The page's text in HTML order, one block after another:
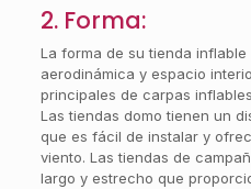
2. Forma:
La forma de su tienda
aerodinámica y espacio
principales de carpas
Las tiendas domo tienen un
que es fácil de instalar y
viento. Las tiendas de
largo y estrecho que